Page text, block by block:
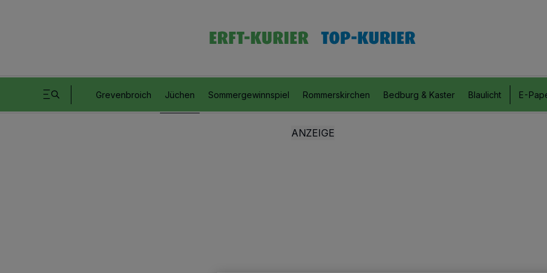
Grevenbroich Jüchen Sommergewinnspiel Rommerskirchen Bedburg & Kaster Blaulicht E-